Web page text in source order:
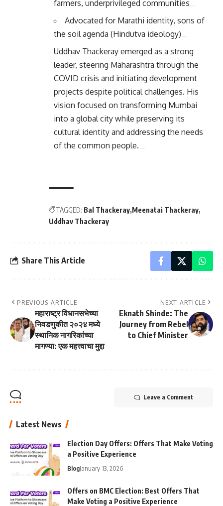
farmers, underprivileged communities
Advocated for Marathi identity, sons of
the soil agenda (Hindutva ideology)
Uddhav Thackeray emerged as a strong
leader, steering Maharashtra through the
COVID crisis and initiating development
projects despite political challenges. His
vision focused on transforming Mumbai
into a global city while preserving its
cultural identity and addressing the needs
of the common people.
TAGGED: Bal Thackeray Meenatai Thackeray
Uddhav Thackeray
Share This Article
PREVIOUS ARTICLE
महाराष्ट्र विधानसभेच्या
निवडणुकीत २०२४ मध्ये
स्थानिक नागरिकांच्या
मागण्या: एक महत्त्वाचा मुद्दा
NEXT ARTICLE
Eknath Shinde: The
Journey from Rebel
to Chief Minister
Leave a Comment
Latest News
Election Day Offers: Offers That Make Voting
a Positive Experience
BlogJanuary 13, 2026
Offers on BMC Election: Best Offers That
Make Voting a Positive Experience